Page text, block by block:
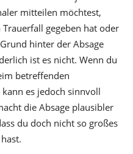
mitteilen möchtest,
gegeben hat oder
hinter der Absage
ist es nicht. Wenn du
betreffenden
es jedoch sinnvoll
die Absage plausibler
du doch nicht so großes